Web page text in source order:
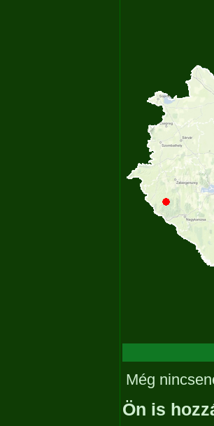
Még
Ön is